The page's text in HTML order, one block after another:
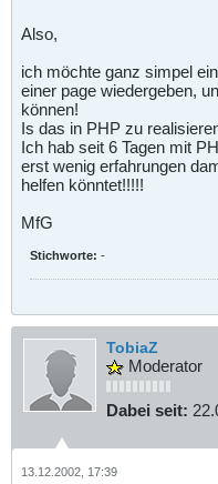
Also,
ich möchte ganz simpel
einer page wiedergeben,
können!
Is das in PHP zu
Ich hab seit 6 Tagen mit
erst wenig erfahrungen
helfen könntet!!!!!
MfG
Stichworte: -
TobiaZ
Moderator
Dabei seit:
13.12.2002, 17:39